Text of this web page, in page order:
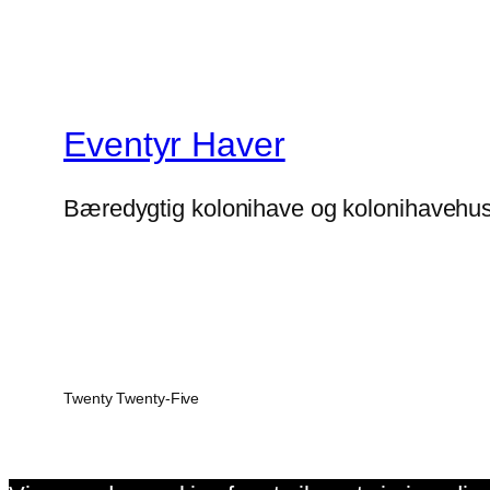
Eventyr Haver
Bæredygtig kolonihave og
Twenty Twenty-Five